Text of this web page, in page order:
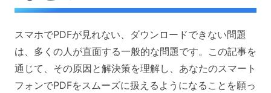
スマホでPDFが見れない、ダウンロードできない問題
は、多くの人が直面する一般的な問題です。この記事を
通じて、その原因と解決策を理解し、あなたのスマート
フォンでPDFをスムーズに扱えるようになることを願っ